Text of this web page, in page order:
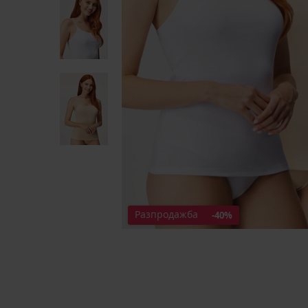
Разпродажба -40%